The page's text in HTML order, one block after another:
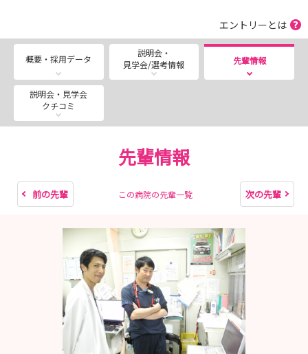
エントリーとは
概要・採用データ
説明会・
見学会/選考情報
先輩情報
説明会・見学会
クチコミ
先輩情報
前の先輩 この病院の先輩一覧 次の先輩